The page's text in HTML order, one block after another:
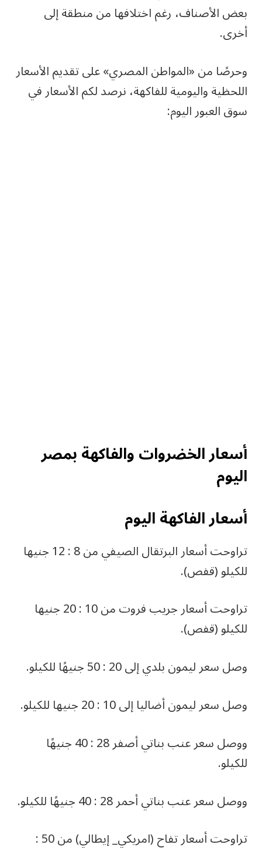
بعض الأصناف، رغم اختلافها من منطقة إلى
أخرى.
وحرصًا من «المواطن المصري» على تقديم الأسعار
اللحظية واليومية للفاكهة، نرصد لكم الأسعار في
سوق العبور اليوم:
أسعار الخضروات والفاكهة بمصر
اليوم
أسعار الفاكهة اليوم
تراوحت أسعار البرتقال الصيفي من 8 : 12 جنيها
للكيلو (قفص).
تراوحت أسعار جريب فروت من 10 : 20 جنيها
للكيلو (قفص).
وصل سعر ليمون بلدي إلى 20 : 50 جنيهًا للكيلو.
وصل سعر ليمون أضاليا إلى 10 : 20 جنيها للكيلو.
ووصل سعر عنب بناتي أصفر 28 : 40 جنيهًا
للكيلو.
ووصل سعر عنب بناتي أحمر 28 : 40 جنيهًا للكيلو.
تراوحت أسعار تفاح (امريكي_ إيطالي) من 50 :